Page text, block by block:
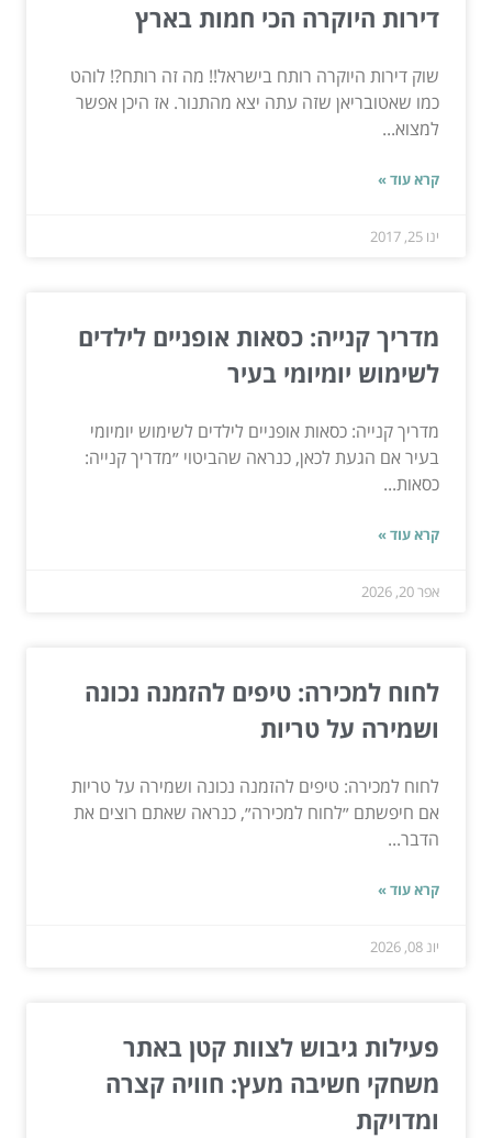
דירות היוקרה הכי חמות בארץ
שוק דירות היוקרה רותח בישראל!! מה זה רותח?! לוהט
כמו שאטובריאן שזה עתה יצא מהתנור. אז היכן אפשר
למצוא...
קרא עוד »
ינו 25, 2017
מדריך קנייה: כסאות אופניים לילדים
לשימוש יומיומי בעיר
מדריך קנייה: כסאות אופניים לילדים לשימוש יומיומי
בעיר אם הגעת לכאן, כנראה שהביטוי ״מדריך קנייה:
כסאות...
קרא עוד »
אפר 20, 2026
לחוח למכירה: טיפים להזמנה נכונה
ושמירה על טריות
לחוח למכירה: טיפים להזמנה נכונה ושמירה על טריות
אם חיפשתם ״לחוח למכירה״, כנראה שאתם רוצים את
הדבר...
קרא עוד »
יונ 08, 2026
פעילות גיבוש לצוות קטן באתר
משחקי חשיבה מעץ: חוויה קצרה
ומדויקת